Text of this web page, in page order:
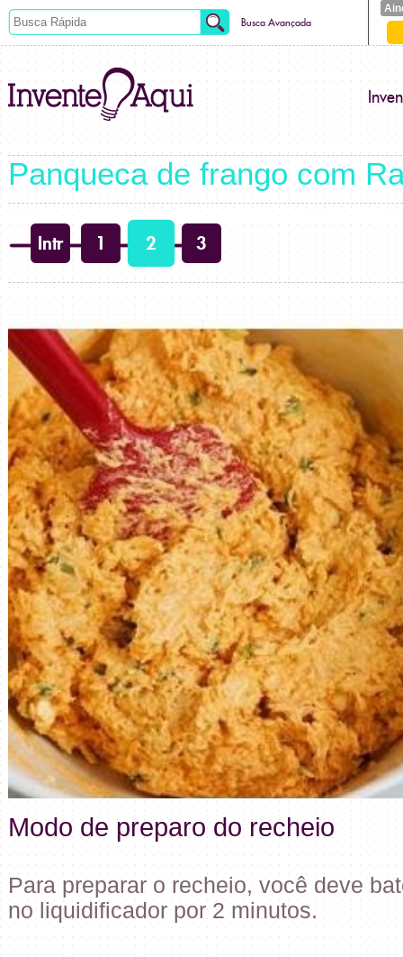
Busca Avançada
Panqueca de frango com
Intr 1 2 3
Modo de preparo do recheio
Para preparar o recheio, você deve
no liquidificador por 2 minutos.